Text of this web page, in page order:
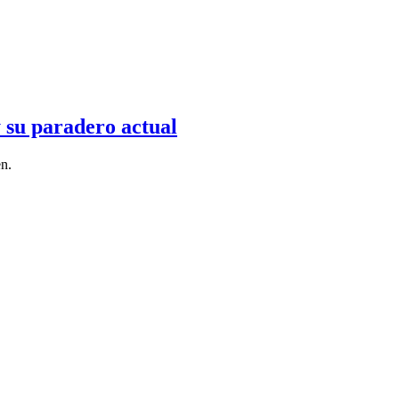
paradero actual